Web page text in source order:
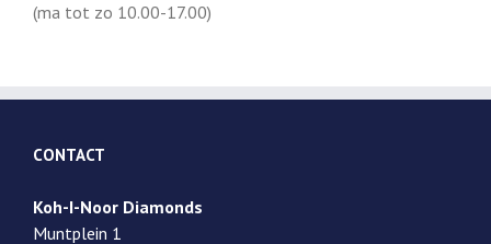
(ma tot zo 10.00-17.00)
CONTACT
Koh-I-Noor Diamonds
Muntplein 1